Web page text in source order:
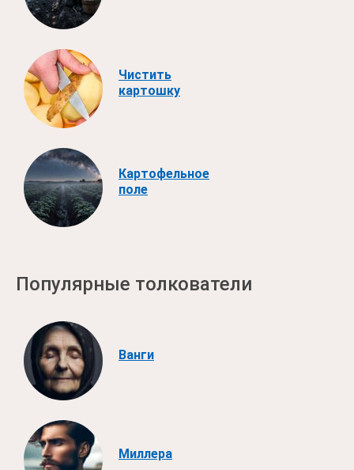
Чистить
картошку
Картофельное
поле
Популярные толкователи
Ванги
Миллера